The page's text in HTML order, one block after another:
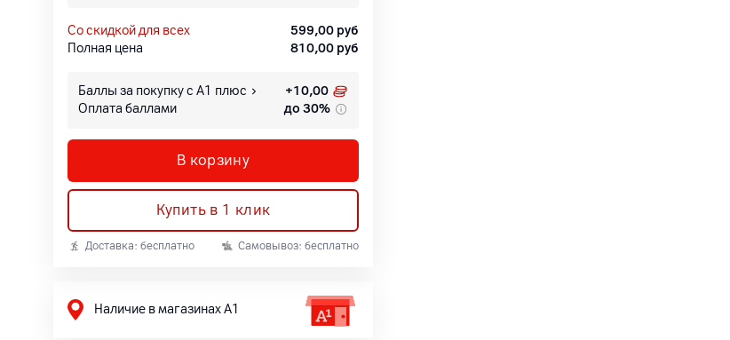
со скидкой для всех 599,00 руб
Полная цена
810,00 руб
Баллы за покупку с А1 плюс +10,00
Оплата баллами
до 30%
В корзину
Купить в 1 клик
Доставка: бесплатно Самовывоз: бесплатно
Наличие в магазинах А1